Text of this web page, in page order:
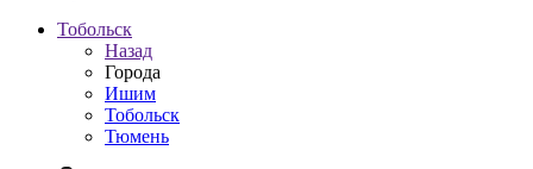
Тобольск
Назад
Города
Ишим
Тобольск
Тюмень